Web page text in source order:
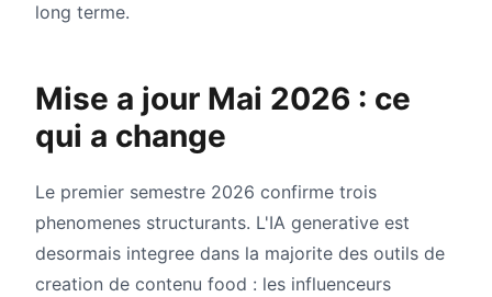
long terme.
Mise a jour Mai 2026 : ce
qui a change
Le premier semestre 2026 confirme trois
phenomenes structurants. L'IA generative est
desormais integree dans la majorite des outils de
creation de contenu food : les influenceurs